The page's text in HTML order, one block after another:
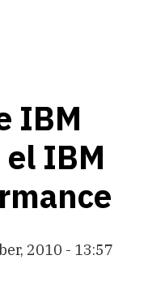
IBM
el IBM
2010 - 13:57